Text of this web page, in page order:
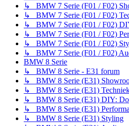
↳ BMW 7 Serie (F01 / F02)
↳ BMW 7 Serie (F01 / F02)
↳ BMW 7 Serie (F01 / F02)
↳ BMW 7 Serie (F01 / F02)
↳ BMW 7 Serie (F01 / F02)
↳ BMW 7 Serie (F01 / F02)
BMW 8 Serie
↳ BMW 8 Serie - E31 forum
↳ BMW 8 Serie (E31)
↳ BMW 8 Serie (E31)
↳ BMW 8 Serie (E31) DIY: Do
↳ BMW 8 Serie (E31)
↳ BMW 8 Serie (E31) Styling